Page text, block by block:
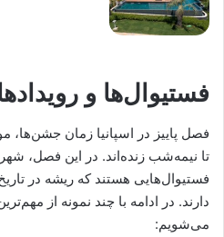
فستیوال‌ها و
فصل پاییز در اسپانیا زمان
تا نیمه‌شب زنده‌اند. در این فصل،
فستیوال‌هایی هستند که ریشه در
دارند. در ادامه با چند نمونه از
می‌شویم: